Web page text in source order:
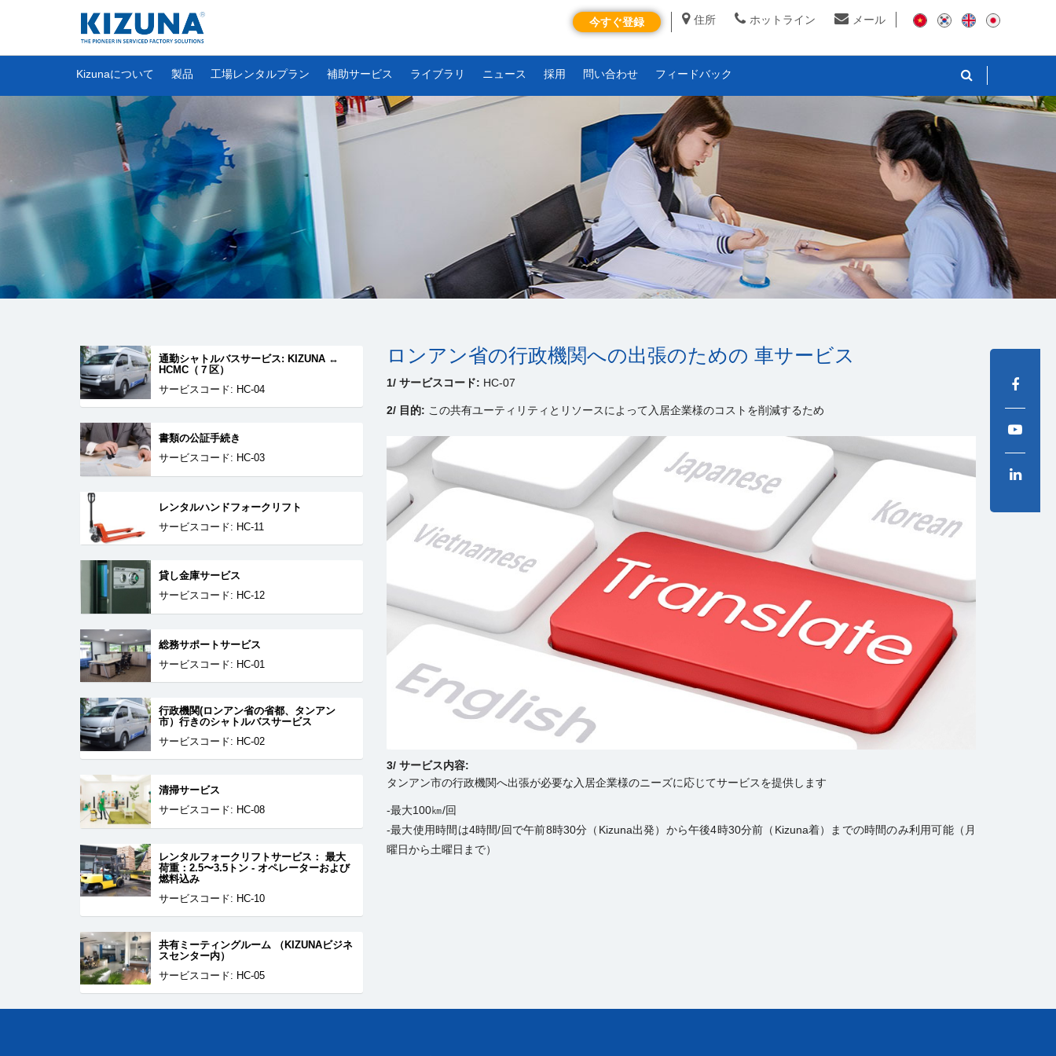
住所 ホットライン メール
今すぐ登録
Kizunaについて 製品 工場レンタルプラン 補助サービス ライブラリ ニュース 採用 問い合わせ フィードバック
通勤シャトルバスサービス: KIZUNA ↔
HCMC（７区）
サービスコード: HC-04
書類の公証手続き
サービスコード: HC-03
レンタルハンドフォークリフト
サービスコード: HC-11
貸し金庫サービス
サービスコード: HC-12
総務サポートサービス
サービスコード: HC-01
行政機関(ロンアン省の省都、タンアン
市）行きのシャトルバスサービス
サービスコード: HC-02
清掃サービス
サービスコード: HC-08
レンタルフォークリフトサービス： 最大
荷重：2.5〜3.5トン - オペレーターおよび
燃料込み
サービスコード: HC-10
共有ミーティングルーム （KIZUNAビジネ
スセンター内）
サービスコード: HC-05
ロンアン省の行政機関への出張のための 車サービス
1/ サービスコード: HC-07
2/ 目的: この共有ユーティリティとリソースによって入居企業様のコストを削減するため
3/ サービス内容:
タンアン市の行政機関へ出張が必要な入居企業様のニーズに応じてサービスを提供します
-最大100㎞/回
-最大使用時間は4時間/回で午前8時30分（Kizuna出発）から午後4時30分前（Kizuna着）までの時間のみ利用可能（月
曜日から土曜日まで）